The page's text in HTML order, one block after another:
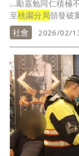
...勵嘉勉同仁積極
至桃園分局頒發破
功同...
社會 2026/02/